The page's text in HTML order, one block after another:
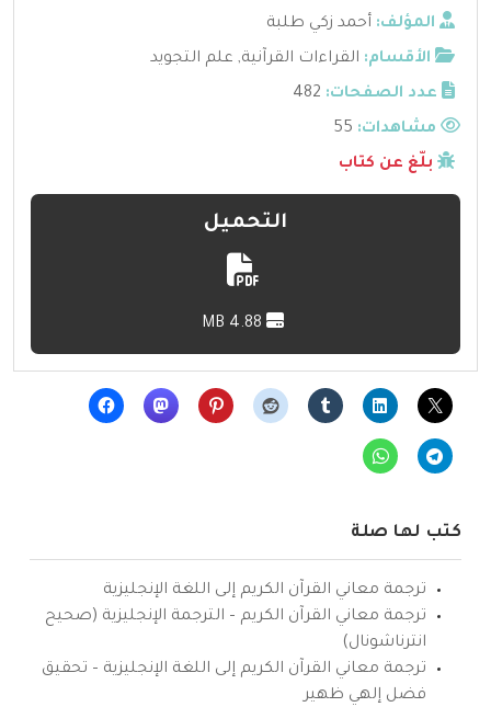
المؤلف: أحمد زكي طلبة
الأقسام: القراءات القرآنية, علم التجويد
عدد الصفحات: 482
مشاهدات:
بلّغ عن كتاب
التحميل
كتب لها صلة
ترجمة معاني القرآن الكريم إلى اللغة الإنجليزية
ترجمة معاني القرآن الكريم – الترجمة الإنجليزية (صحيح
انترناشونال)
ترجمة معاني القرآن الكريم إلى اللغة الإنجليزية – تحقيق
فضل إلهي ظهير